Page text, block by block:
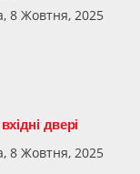
8 Жовтня, 2025
двері
8 Жовтня, 2025